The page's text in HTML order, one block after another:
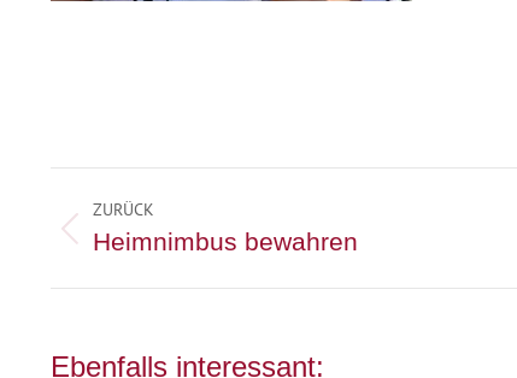
ZURÜCK
Vorheriger
Heimnimbus bewahren
Ebenfalls interessant: